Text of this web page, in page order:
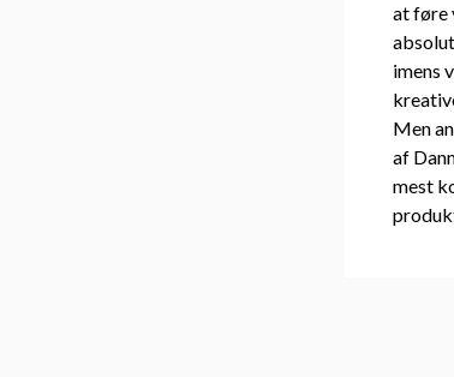
at føre
imens
Men
af
mest